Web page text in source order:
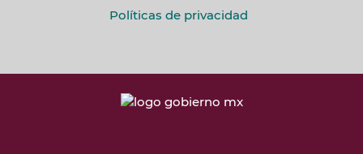
Políticas de privacidad